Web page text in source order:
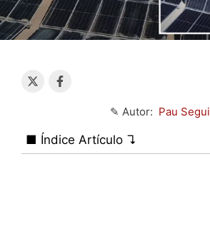
✎ Autor: Pau Segui
■ Índice Artículo ↴